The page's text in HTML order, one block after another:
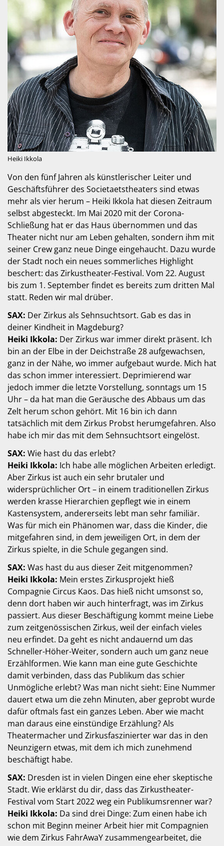
Heiki Ikkola
Von den fünf Jahren als künstlerischer Leiter und
Geschäftsführer des Societaetstheaters sind etwas
mehr als vier herum – Heiki Ikkola hat diesen Zeitraum
selbst abgesteckt. Im Mai 2020 mit der Corona-
Schließung hat er das Haus übernommen und das
Theater nicht nur am Leben gehalten, sondern ihm mit
seiner Crew ganz neue Dinge eingehaucht. Dazu wurde
der Stadt noch ein neues sommerliches Highlight
beschert: das Zirkustheater-Festival. Vom 22. August
bis zum 1. September findet es bereits zum dritten Mal
statt. Reden wir mal drüber.
SAX: Der Zirkus als Sehnsuchtsort. Gab es das in
deiner Kindheit in Magdeburg?
Heiki Ikkola: Der Zirkus war immer direkt präsent. Ich
bin an der Elbe in der Deichstraße 28 aufgewachsen,
ganz in der Nähe, wo immer aufgebaut wurde. Mich hat
das schon immer interessiert. Deprimierend war
jedoch immer die letzte Vorstellung, sonntags um 15
Uhr – da hat man die Geräusche des Abbaus um das
Zelt herum schon gehört. Mit 16 bin ich dann
tatsächlich mit dem Zirkus Probst herumgefahren. Also
habe ich mir das mit dem Sehnsuchtsort eingelöst.
SAX: Wie hast du das erlebt?
Heiki Ikkola: Ich habe alle möglichen Arbeiten erledigt.
Aber Zirkus ist auch ein sehr brutaler und
widersprüchlicher Ort – in einem traditionellen Zirkus
werden krasse Hierarchien gepflegt wie in einem
Kastensystem, andererseits lebt man sehr familiär.
Was für mich ein Phänomen war, dass die Kinder, die
mitgefahren sind, in dem jeweiligen Ort, in dem der
Zirkus spielte, in die Schule gegangen sind.
SAX: Was hast du aus dieser Zeit mitgenommen?
Heiki Ikkola: Mein erstes Zirkusprojekt hieß
Compagnie Circus Kaos. Das hieß nicht umsonst so,
denn dort haben wir auch hinterfragt, was im Zirkus
passiert. Aus dieser Beschäftigung kommt meine Liebe
zum zeitgenössischen Zirkus, weil der einfach vieles
neu erfindet. Da geht es nicht andauernd um das
Schneller-Höher-Weiter, sondern auch um ganz neue
Erzählformen. Wie kann man eine gute Geschichte
damit verbinden, dass das Publikum das schier
Unmögliche erlebt? Was man nicht sieht: Eine Nummer
dauert etwa um die zehn Minuten, aber geprobt wurde
dafür oftmals fast ein ganzes Leben. Aber wie macht
man daraus eine einstündige Erzählung? Als
Theatermacher und Zirkusfaszinierter war das in den
Neunzigern etwas, mit dem ich mich zunehmend
beschäftigt habe.
SAX: Dresden ist in vielen Dingen eine eher skeptische
Stadt. Wie erklärst du dir, dass das Zirkus­theater-
Festival vom Start 2022 weg ein Publikumsrenner war?
Heiki Ikkola: Da sind drei Dinge: Zum einen habe ich
schon mit Beginn meiner Arbeit hier mit Compagnien
wie dem Zirkus FahrAwaY zusammengearbeitet, die